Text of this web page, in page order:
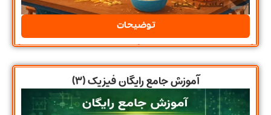
توضیحات
آموزش جامع رایگان فیزیک (۳)